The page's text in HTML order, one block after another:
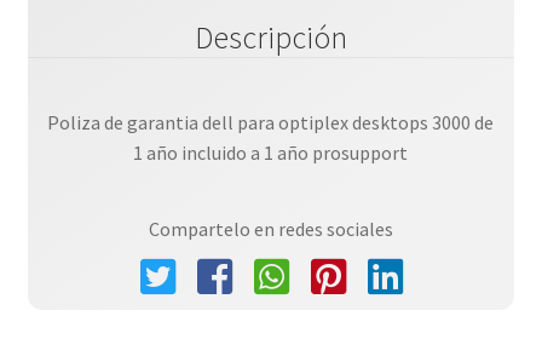
Prosupport
Confirmar
Compatibilidad
De
Descripción
Poliza de garantia dell para optiplex desktops 3000 de
1 año incluido a 1 año prosupport
Compartelo en redes sociales